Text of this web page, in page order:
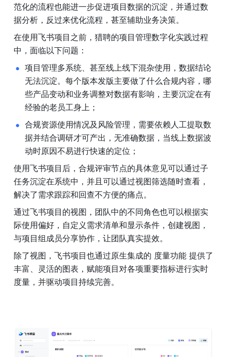
范化的流程也能进一步促进项目数据的沉淀，并通过数
据分析，反过来优化流程，甚至辅助业务决策。
在使用飞书项目之前，猎聘的项目管理数字化实践过程
中，面临以下问题：
项目管理多系统、甚至线上线下混杂使用，数据结论
无法沉淀。每个版本发版主要做了什么合规内容，哪
些产品变动和业务调整对数据有影响，主要沉淀在有
经验的老员工身上；
合规资源使用情况及风险管理，需要依赖人工提取数
据并结合调研才可产出，无准确数据，当线上数据波
动时原因不易进行快速的定位；
使用飞书项目后，合规评审节点的具体意见可以通过子
任务沉淀在系统中，并且可以通过视图筛选随时查看，
解决了需求跟踪和回查不方便的痛点。
通过飞书项目的视图，团队中的不同角色也可以根据实
际使用偏好，自定义需求清单和显示条件，创建视图，
与项目组成员分享协作，让团队真实提效。
除了视图，飞书项目也通过原生集成的 度量功能 提供了
丰富、灵活的图表，赋能项目对各项重要指标进行实时
度量，并驱动项目持续完善。